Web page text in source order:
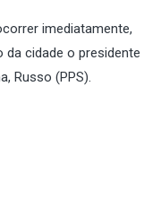
imediatamente,
cidade o presidente
Russo (PPS).